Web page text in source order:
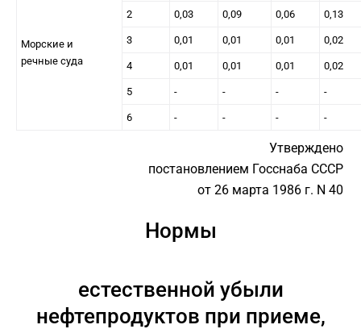
Морские и
речные суда
2 0,03 0,09 0,06 0,13
3 0,01 0,01 0,01 0,02
4 0,01 0,01 0,01 0,02
5 - - - -
6 - - - -
Утверждено
постановлением Госснаба СССР
от 26 марта 1986 г. N 40
Нормы
естественной убыли
нефтепродуктов при приеме,